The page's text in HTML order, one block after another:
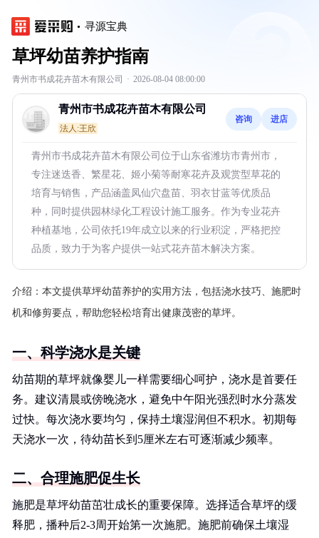
寻源宝典
草坪幼苗养护指南
青州市书成花卉苗木有限公司 · 2026-08-04 08:00:00
青州市书成花卉苗木有限公司
法人:王欣
咨询 进店
青州市书成花卉苗木有限公司位于山东省潍坊市青州市，
专注迷迭香、繁星花、姬小菊等耐寒花卉及观赏型草花的
培育与销售，产品涵盖凤仙穴盘苗、羽衣甘蓝等优质品
种，同时提供园林绿化工程设计施工服务。作为专业花卉
种植基地，公司依托19年成立以来的行业积淀，严格把控
品质，致力于为客户提供一站式花卉苗木解决方案。
介绍： 本文提供草坪幼苗养护的实用方法，包括浇水技巧、施肥时
机和修剪要点，帮助您轻松培育出健康茂密的草坪。
一、科学浇水是关键
幼苗期的草坪就像婴儿一样需要细心呵护，浇水是首要任
务。建议清晨或傍晚浇水，避免中午阳光强烈时水分蒸发
过快。每次浇水要均匀，保持土壤湿润但不积水。初期每
天浇水一次，待幼苗长到5厘米左右可逐渐减少频率。
二、合理施肥促生长
施肥是草坪幼苗茁壮成长的重要保障。选择适合草坪的缓
释肥，播种后2-3周开始第一次施肥。施肥前确保土壤湿